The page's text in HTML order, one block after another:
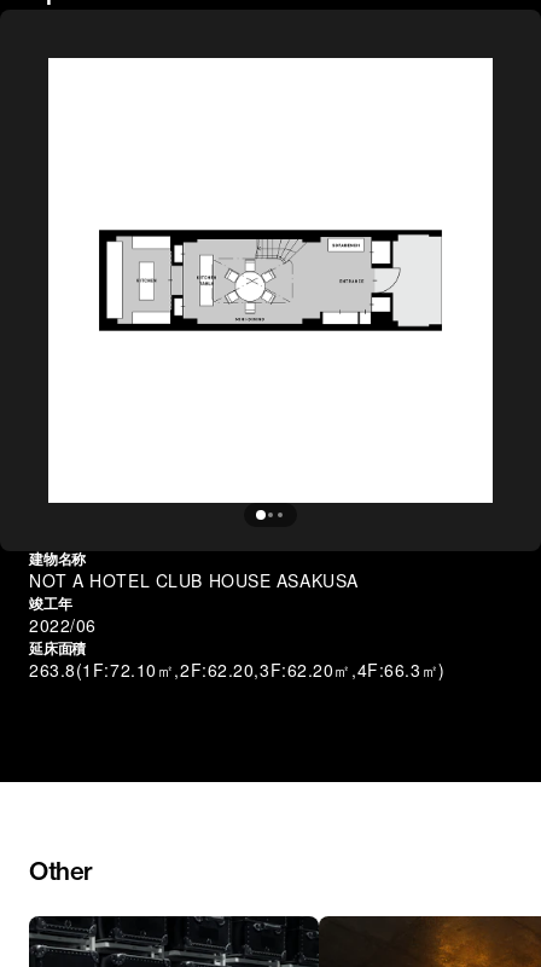
建物名称
NOT A HOTEL CLUB HOUSE ASAKUSA
竣工年
2022/06
延床面積
263.8(1F:72.10㎡,2F:62.20,3F:62.20㎡,4F:66.3㎡)
Other